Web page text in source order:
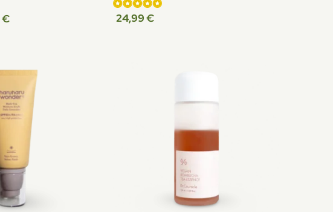
€
Įvertinimas:
24,99€